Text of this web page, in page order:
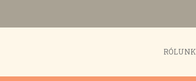
RÓLUNK